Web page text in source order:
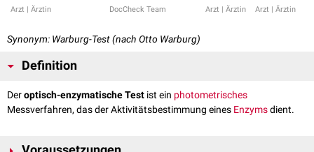
Arzt | Ärztin DocCheck Team Arzt | Ärztin Arzt | Ärztin
Synonym: Warburg-Test (nach Otto Warburg)
Definition
Deroptisch-enzymatische Test ist ein photometrisches
Messverfahren, das der Aktivitätsbestimmung eines Enzymsdient.